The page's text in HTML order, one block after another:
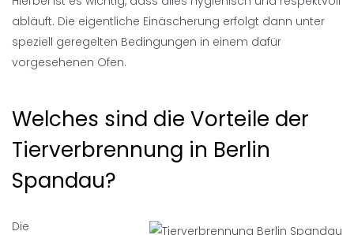
abläuft. Die eigentliche Einäscherung erfolgt dann unter
speziell geregelten Bedingungen in einem dafür
vorgesehenen Ofen.
Welches sind die Vorteile der
Tierverbrennung in Berlin
Spandau?
Die